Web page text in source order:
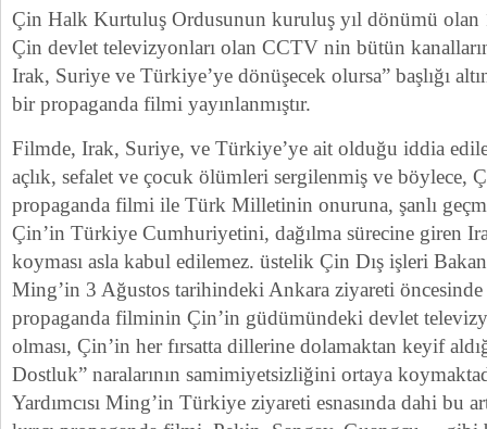
Çin Halk Kurtuluş Ordusunun kuruluş yıl dönümü olan
Çin devlet televizyonları olan CCTV nin bütün
Irak, Suriye ve Türkiye’ye dönüşecek olursa” başlığı
bir propaganda filmi yayınlanmıştır.
Filmde, Irak, Suriye, ve Türkiye’ye ait olduğu iddia
açlık, sefalet ve çocuk ölümleri sergilenmiş ve böylece,
propaganda filmi ile Türk Milletinin onuruna, şanlı
Çin’in Türkiye Cumhuriyetini, dağılma sürecine giren
koyması asla kabul edilemez. üstelik Çin Dış işleri Bakan
Ming’in 3 Ağustos tarihindeki Ankara ziyareti
propaganda filminin Çin’in güdümündeki devlet
olması, Çin’in her fırsatta dillerine dolamaktan keyif
Dostluk” naralarının samimiyetsizliğini ortaya
Yardımcısı Ming’in Türkiye ziyareti esnasında dahi bu